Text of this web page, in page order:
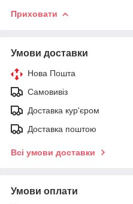
Приховати
Умови доставки
Нова Пошта
Самовивіз
Доставка кур'єром
Доставка поштою
Всі умови доставки
Умови оплати